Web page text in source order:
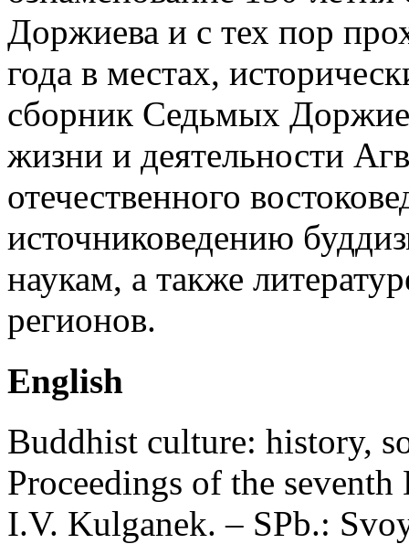
Доржиева и с тех пор
года в местах,
сборник Седьмых
жизни и деятельности
отечественного
источниковедению
наукам, а также
регионов.
English
Buddhist culture: history,
Proceedings of the
I.V. Kulganek. – SPb.: